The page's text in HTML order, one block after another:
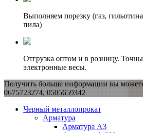
Выполняем порезку (газ,
пила)
Отгрузка оптом и в розницу.
электронные весы.
Получить больше информации вы
0675723274, 0505659342
Черный металлопрокат
Арматура
Арматура А3